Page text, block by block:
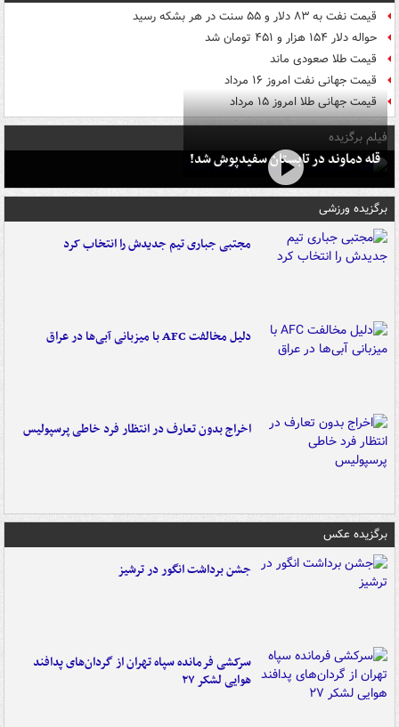
قیمت نفت به ۸۳ دلار و ۵۵ سنت در هر بشکه رسید
حواله دلار ۱۵۴ هزار و ۴۵۱ تومان شد
قیمت طلا صعودی ماند
قیمت جهانی نفت امروز ۱۶ مرداد
قیمت جهانی طلا امروز ۱۵ مرداد
فیلم برگزیده
قله دماوند در تابستان سفیدپوش شد!
برگزیده ورزشی
مجتبی جباری تیم جدیدش را انتخاب کرد
دلیل مخالفت AFC با میزبانی آبی‌ها در عراق
اخراج بدون تعارف در انتظار فرد خاطی پرسپولیس
برگزیده عکس
جشن برداشت انگور در ترشیز
سرکشی فرمانده سپاه تهران از گردان‌های پدافند
هوایی لشکر ۲۷